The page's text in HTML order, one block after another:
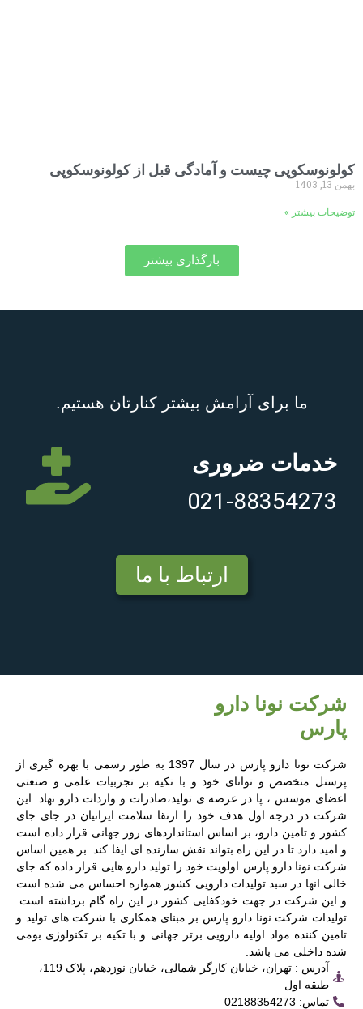
کولونوسکوپی چیست و آمادگی قبل از کولونوسکوپی
بهمن 13, 1403
توضیحات بیشتر »
بارگذاری بیشتر
ما برای آرامش بیشتر کنارتان هستیم.
خدمات ضروری
021-88354273
ارتباط با ما
شرکت نونا دارو
پارس
شرکت نونا دارو پارس در سال 1397 به طور رسمی با بهره گیری از
پرسنل متخصص و توانای خود و با تکیه بر تجربیات علمی و صنعتی
اعضای موسس ، پا در عرصه ی تولید،صادرات و واردات دارو نهاد. این
شرکت در درجه اول هدف خود را ارتقا سلامت ایرانیان در جای جای
کشور و تامین دارو، بر اساس استانداردهای روز جهانی قرار داده است
و امید دارد تا در این راه بتواند نقش سازنده ای ایفا کند. بر همین اساس
شرکت نونا دارو پارس اولویت خود را تولید دارو هایی قرار داده که جای
خالی انها در سبد تولیدات دارویی کشور همواره احساس می شده است
و این شرکت در جهت خودکفایی کشور در این راه گام برداشته است.
تولیدات شرکت نونا دارو پارس بر مبنای همکاری با شرکت های تولید و
تامین کننده مواد اولیه دارویی برتر جهانی و با تکیه بر تکنولوژی بومی
شده داخلی می باشد.
آدرس : تهران، خیابان کارگر شمالی، خیابان نوزدهم، پلاک 119،
طبقه اول
تماس: 02188354273